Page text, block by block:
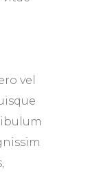
vel